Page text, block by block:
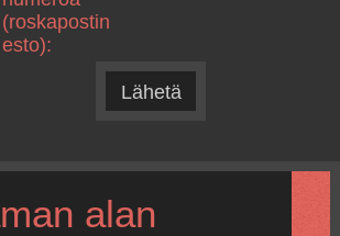
(roskapostin
esto):
Lähetä
alan